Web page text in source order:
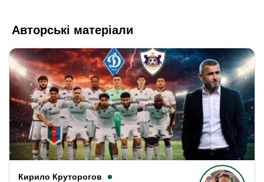
Авторські матеріали
Кирило Круторогов